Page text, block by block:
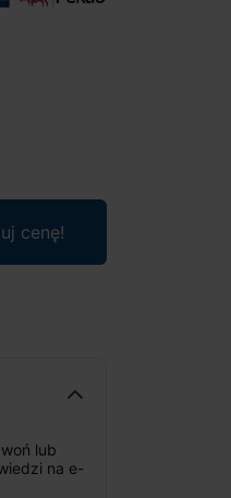
cenę!
lub
na e-